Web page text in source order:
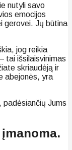
nutyli savo
emocijos
gerovei. Jų būtina
jog reikia
tai išsilaisvinimas
skriaudėją ir
abejonės, yra
Jums